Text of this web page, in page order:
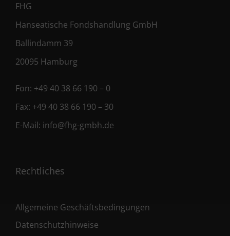
FHG
Hanseatische Fondshandlung GmbH
Ballindamm 39
20095 Hamburg
Fon: +49 40 38 66 190 – 0
Fax: +49 40 38 66 190 – 30
E-Mail: info@fhg-gmbh.de
Rechtliches
Allgemeine Geschäftsbedingungen
Datenschutzhinweise